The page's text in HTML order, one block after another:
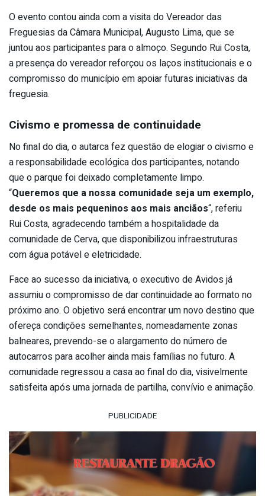
O evento contou ainda com a visita do Vereador das
Freguesias da Câmara Municipal, Augusto Lima, que se
juntou aos participantes para o almoço. Segundo Rui Costa,
a presença do vereador reforçou os laços institucionais e o
compromisso do município em apoiar futuras iniciativas da
freguesia.
Civismo e promessa de continuidade
No final do dia, o autarca fez questão de elogiar o civismo e
a responsabilidade ecológica dos participantes, notando
que o parque foi deixado completamente limpo.
“Queremos que a nossa comunidade seja um exemplo,
desde os mais pequeninos aos mais anciãos“, referiu
Rui Costa, agradecendo também a hospitalidade da
comunidade de Cerva, que disponibilizou infraestruturas
com água potável e eletricidade.
Face ao sucesso da iniciativa, o executivo de Avidos já
assumiu o compromisso de dar continuidade ao formato no
próximo ano. O objetivo será encontrar um novo destino que
ofereça condições semelhantes, nomeadamente zonas
balneares, prevendo-se o alargamento do número de
autocarros para acolher ainda mais famílias no futuro. A
comunidade regressou a casa ao final do dia, visivelmente
satisfeita após uma jornada de partilha, convívio e animação.
PUBLICIDADE